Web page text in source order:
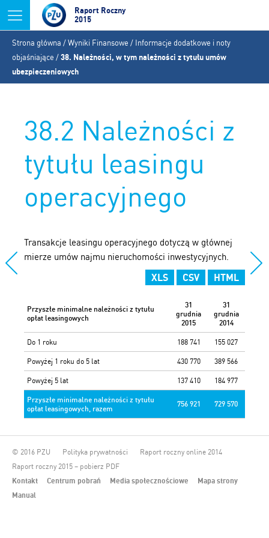
Jump to navigation
Raport Roczny
2015
Jesteś
tutaj
Strona główna /Wyniki Finansowe / Informacje dodatkowe i noty
objaśniające /38. Należności, w tym należności z tytułu umów
ubezpieczeniowych
38.2 Należności z
tytułu leasingu
operacyjnego
Transakcje leasingu operacyjnego dotyczą w głównej
mierze umów najmu nieruchomości inwestycyjnych.
XLS CSV HTML
Przyszłe minimalne należności z tytułu
opłat leasingowych
31
grudnia
2015
31
grudnia
2014
Do 1 roku 188 741 155 027
Powyżej 1 roku do 5 lat 430 770 389 566
Powyżej 5 lat 137 410 184 977
Przyszłe minimalne należności z tytułu
opłat leasingowych, razem
756 921 729 570
© 2016 PZU Polityka prywatności
Raport roczny online 2014
Raport roczny 2015 – pobierz PDF
Kontakt
Centrum pobrań Media społecznościowe
Mapa strony
Manual